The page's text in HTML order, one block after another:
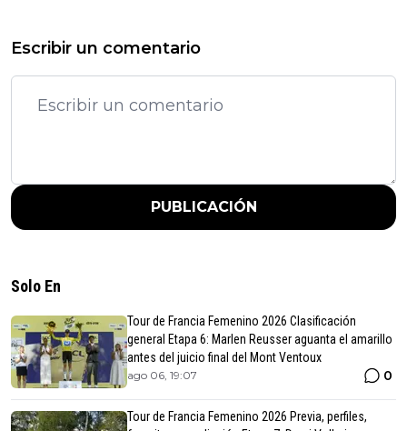
Escribir un comentario
PUBLICACIÓN
Solo En
Tour de Francia Femenino 2026 Clasificación
general Etapa 6: Marlen Reusser aguanta el amarillo
antes del juicio final del Mont Ventoux
ago 06, 19:07 0
Tour de Francia Femenino 2026 Previa, perfiles,